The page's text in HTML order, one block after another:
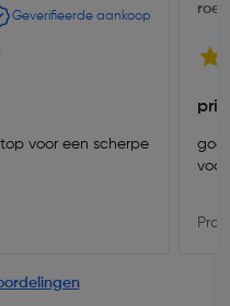
Geverifieerde aankoop
voor een scherpe
roel